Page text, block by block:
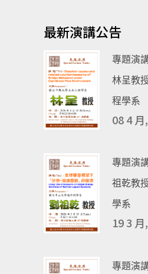
最新演講公告
專題演
林呈教
程學系
08 4
專題演
祖乾教
學系
19 3
專題演